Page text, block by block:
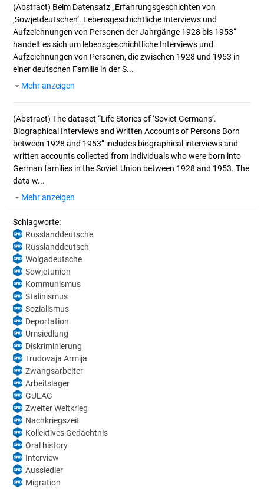
(Abstract) Beim Datensatz „Erfahrungsgeschichten von
‚Sowjetdeutschen‘. Lebensgeschichtliche Interviews und
Aufzeichnungen von Personen der Jahrgänge 1928 bis 1953“
handelt es sich um lebensgeschichtliche Interviews und
Aufzeichnungen von Personen, die zwischen 1928 und 1953 in
einer deutschen Familie in der S...
Mehr anzeigen
(Abstract) The dataset “Life Stories of ‘Soviet Germans’.
Biographical Interviews and Written Accounts of Persons Born
between 1928 and 1953” includes biographical interviews and
written accounts collected from individuals who were born into
German families in the Soviet Union between 1928 and 1953. The
data w...
Mehr anzeigen
Schlagworte:
Russlanddeutsche
Russlanddeutsch
Wolgadeutsche
Sowjetunion
Kommunismus
Stalinismus
Sozialismus
Deportation
Umsiedlung
Diskriminierung
Trudovaja Armija
Zwangsarbeiter
Arbeitslager
GULAG
Zweiter Weltkrieg
Nachkriegszeit
Kollektives Gedächtnis
Oral history
Interview
Aussiedler
Migration